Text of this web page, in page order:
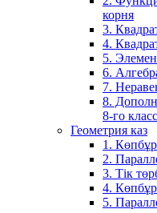
корня
3.
4.
5.
6.
7.
8.
8-го
Геометрия каз
1.
2.
3. Тік
4.
5.